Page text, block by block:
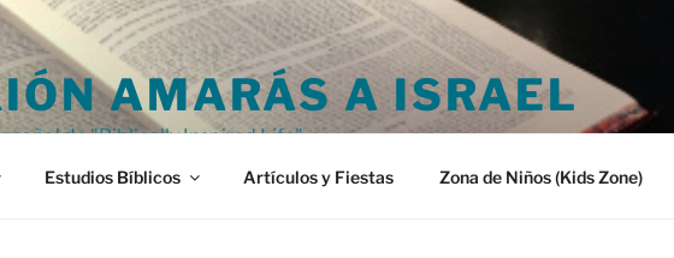
AMARÁS A ISRAEL
de "Biblically Inspired Life"
Estudios Bíblicos Artículos y Fiestas Zona de Niños (Kids Zone)